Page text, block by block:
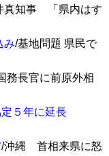
真知事 「県内はす
み/基地問題 県民で
務長官に前原外相
５年に延長
/沖縄 首相来県に怒